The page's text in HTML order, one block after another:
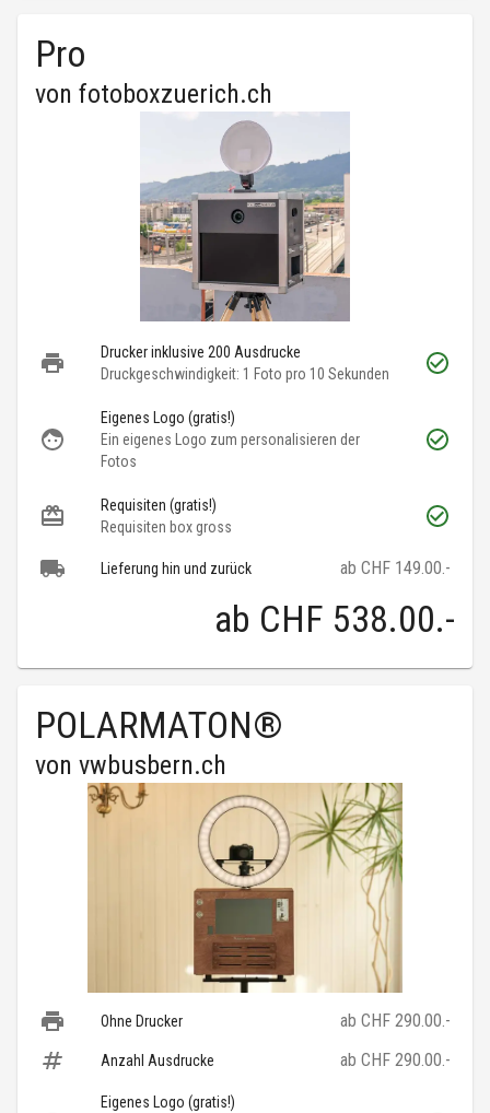
Pro
von fotoboxzuerich.ch
Drucker inklusive 200 Ausdrucke
Druckgeschwindigkeit: 1 Foto pro 10 Sekunden
Eigenes Logo (gratis!)
Ein eigenes Logo zum personalisieren der
Fotos
Requisiten (gratis!)
Requisiten box gross
Lieferung hin und zurück ab CHF 149.00.-
ab CHF 538.00.-
POLARMATON®
von vwbusbern.ch
Ohne Drucker ab CHF 290.00.-
Anzahl Ausdrucke ab CHF 290.00.-
Eigenes Logo (gratis!)